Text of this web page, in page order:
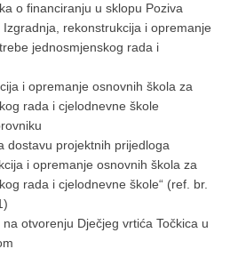
o financiranju u sklopu Poziva
rekonstrukcija i opremanje
jednosmjenskog rada i
i opremanje osnovnih škola za
rada i cjelodnevne škole
dostavu projektnih prijedloga
i opremanje osnovnih škola za
rada i cjelodnevne škole“ (ref. br.
otvorenju Dječjeg vrtića Točkica u